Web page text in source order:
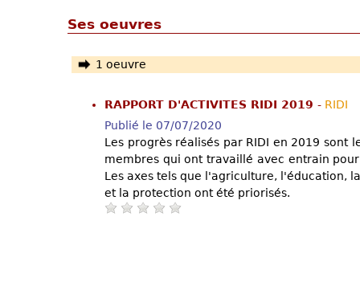
Ses oeuvres
1 oeuvre
RAPPORT D'ACTIVITES RIDI 2019 - RIDI
Publié le 07/07/2020
Les progrès réalisés par RIDI en 2019 sont
membres qui ont travaillé avec entrain
Les axes tels que l'agriculture, l'éducation,
et la protection ont été priorisés.